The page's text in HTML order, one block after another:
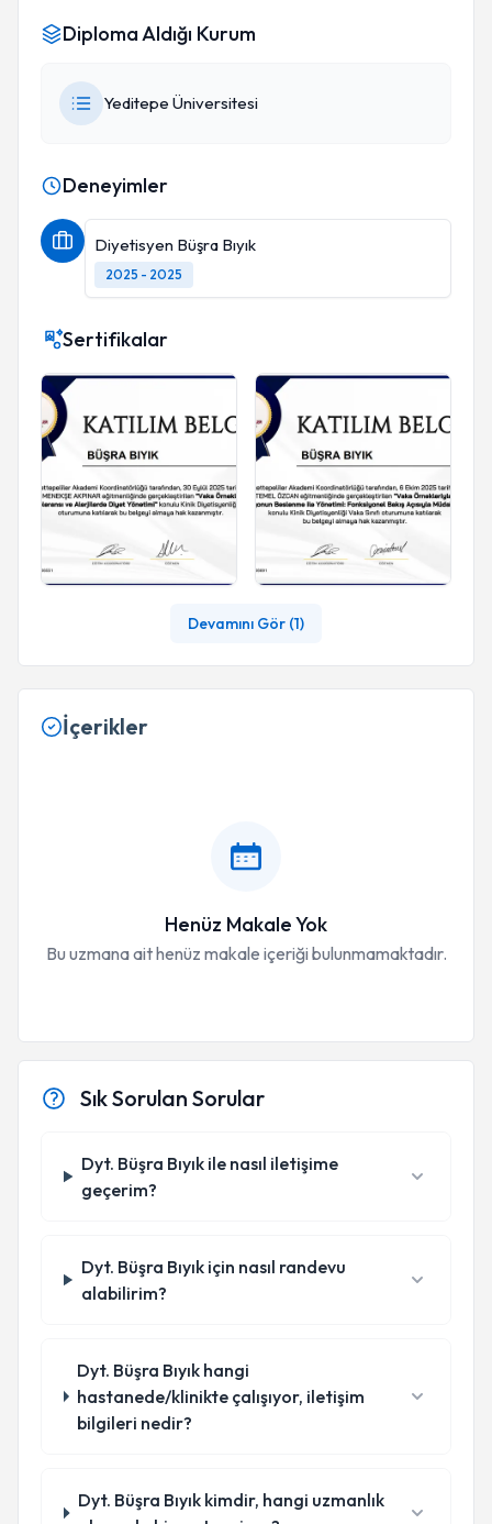
Diploma Aldığı Kurum
Yeditepe Üniversitesi
Deneyimler
Diyetisyen Büşra Bıyık
2025 - 2025
Sertifikalar
Devamını Gör (1)
İçerikler
Henüz Makale Yok
Bu uzmana ait henüz makale içeriği bulunmamaktadır.
Sık Sorulan Sorular
Dyt. Büşra Bıyık ile nasıl iletişime
geçerim?
Dyt. Büşra Bıyık için nasıl randevu
alabilirim?
Dyt. Büşra Bıyık hangi
hastanede/klinikte çalışıyor, iletişim
bilgileri nedir?
Dyt. Büşra Bıyık kimdir, hangi uzmanlık